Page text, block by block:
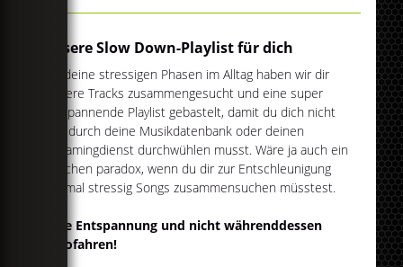
Unsere Slow Down-Playlist für dich
Für deine stressigen Phasen im Alltag haben wir dir
weitere Tracks zusammengesucht und eine super
entspannende Playlist gebastelt, damit du dich nicht
erst durch deine Musikdatenbank oder deinen
Streamingdienst durchwühlen musst. Wäre ja auch ein
bisschen paradox, wenn du dir zur Entschleunigung
erstmal stressig Songs zusammensuchen müsstest.
Gute Entspannung und nicht währenddessen
Autofahren!